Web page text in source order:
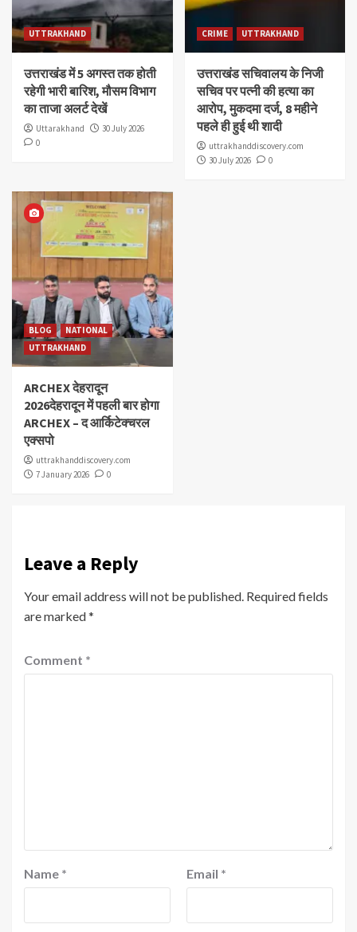
UTTRAKHAND
उत्तराखंड में 5 अगस्त तक होती
रहेगी भारी बारिश, मौसम विभाग
का ताजा अलर्ट देखें
Uttarakhand
30 July 2026
0
CRIME UTTRAKHAND
उत्तराखंड सचिवालय के निजी
सचिव पर पत्नी की हत्या का
आरोप, मुकदमा दर्ज, 8 महीने
पहले ही हुई थी शादी
uttrakhanddiscovery.com
30 July 2026
0
BLOG
NATIONAL
UTTRAKHAND
ARCHEX देहरादून
2026देहरादून में पहली बार होगा
ARCHEX – द आर्किटेक्चरल
एक्सपो
uttrakhanddiscovery.com
7 January 2026
0
Leave a Reply
Your email address will not be published. Required fields
are marked*
Comment *
Name * Email *